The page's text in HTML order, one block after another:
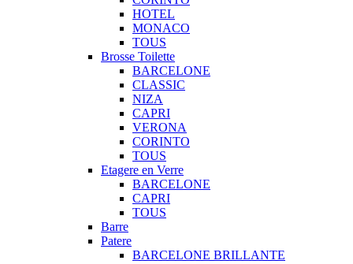
HOTEL
MONACO
TOUS
Brosse Toilette
BARCELONE
CLASSIC
NIZA
CAPRI
VERONA
CORINTO
TOUS
Etagere en Verre
BARCELONE
CAPRI
TOUS
Barre
Patere
BARCELONE BRILLANTE